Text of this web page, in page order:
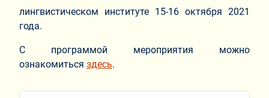
лингвистическом институте 15-16 октября 2021
года.
С программой мероприятия можно
ознакомиться здесь.